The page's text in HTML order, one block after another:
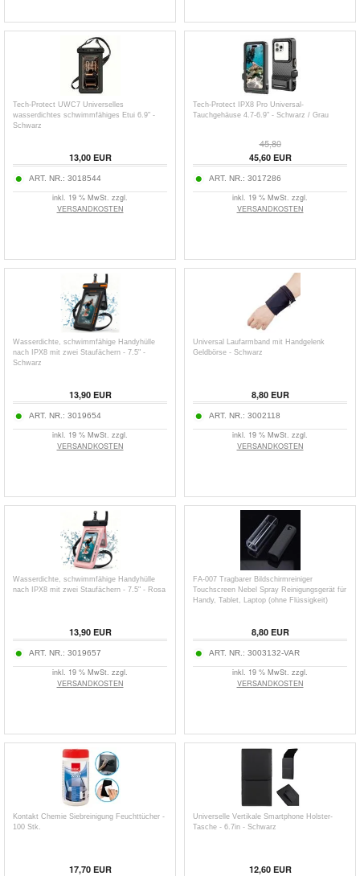
Tech-Protect UWC7 Universelles
wasserdichtes schwimmfähiges Etui 6.9" -
Schwarz
13,00EUR
ART. NR.: 3018544
inkl. 19 % MwSt. zzgl.
VERSANDKOSTEN
Tech-Protect IPX8 Pro Universal-
Tauchgehäuse 4.7-6.9" - Schwarz / Grau
45,80
45,60EUR
ART. NR.: 3017286
inkl. 19 % MwSt. zzgl.
VERSANDKOSTEN
Wasserdichte, schwimmfähige Handyhülle
nach IPX8 mit zwei Staufächern - 7.5" -
Schwarz
13,90EUR
ART. NR.: 3019654
inkl. 19 % MwSt. zzgl.
VERSANDKOSTEN
Universal Laufarmband mit Handgelenk
Geldbörse - Schwarz
8,80EUR
ART. NR.: 3002118
inkl. 19 % MwSt. zzgl.
VERSANDKOSTEN
Wasserdichte, schwimmfähige Handyhülle
nach IPX8 mit zwei Staufächern - 7.5" - Rosa
13,90EUR
ART. NR.: 3019657
inkl. 19 % MwSt. zzgl.
VERSANDKOSTEN
FA-007 Tragbarer Bildschirmreiniger
Touchscreen Nebel Spray Reinigungsgerät für
Handy, Tablet, Laptop (ohne Flüssigkeit)
8,80EUR
ART. NR.: 3003132-VAR
inkl. 19 % MwSt. zzgl.
VERSANDKOSTEN
Kontakt Chemie Siebreinigung Feuchttücher -
100 Stk.
17,70EUR
Universelle Vertikale Smartphone Holster-
Tasche - 6.7in - Schwarz
12,60EUR